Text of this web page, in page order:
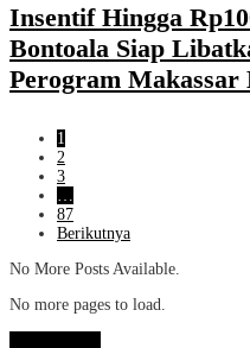
Insentif Hingga
Bontoala Siap
Perogram Makassar
1
2
3
…
87
Berikutnya
No More Posts Available.
No more pages to load.